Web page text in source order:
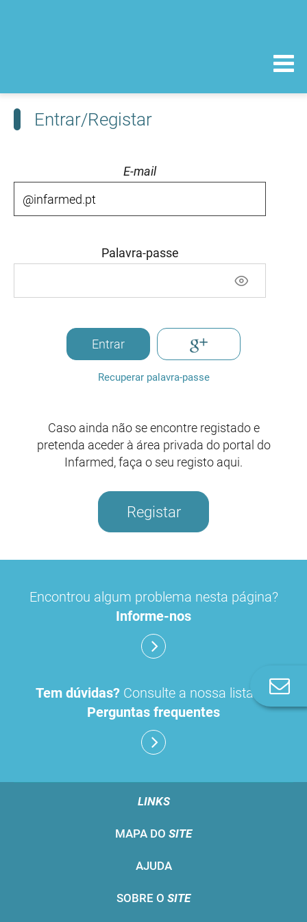
Entrar/Registar
E-mail
Palavra-passe
Entrar
Recuperar palavra-passe
Caso ainda não se encontre registado e
pretenda aceder à área privada do portal do
Infarmed, faça o seu registo aqui.
Registar
Encontrou algum problema nesta página?
Informe-nos
Tem dúvidas? Consulte a nossa lista de
Perguntas frequentes
LINKS
MAPA DO SITE
AJUDA
SOBRE O SITE